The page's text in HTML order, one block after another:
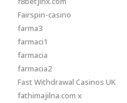
Fairspin-casino
farma3
farmaci1
farmacia
farmacia2
Fast Withdrawal Casinos UK
fathimajilna.com x